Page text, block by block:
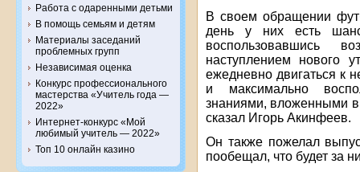
Работа с одаренными детьми
В помощь семьям и детям
Материалы заседаний
проблемных групп
Независимая оценка
Конкурс профессионального
мастерства «Учитель года —
2022»
Интернет-конкурс «Мой
любимый учитель — 2022»
Топ 10 онлайн казино
В своем обращении
день у них есть
воспользовавшись
наступлением нового
ежедневно двигаться к
и максимально
знаниями, вложенными
сказал Игорь Акинфеев.
Он также пожелал
пообещал, что будет за